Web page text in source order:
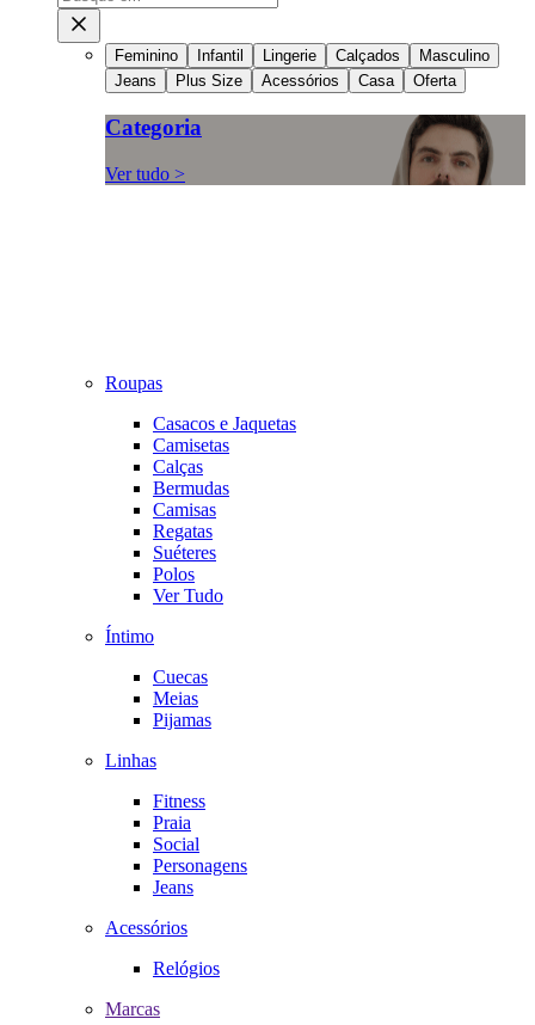
Feminino Infantil Lingerie Calçados
Masculino
Jeans
Plus Size Acessórios Casa Oferta
Categoria
Ver tudo >
Roupas
Casacos e Jaquetas
Camisetas
Calças
Bermudas
Camisas
Regatas
Suéteres
Polos
Ver Tudo
Íntimo
Cuecas
Meias
Pijamas
Linhas
Fitness
Praia
Social
Personagens
Jeans
Acessórios
Relógios
Marcas